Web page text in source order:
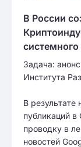
В России
системного
Задача:
Института
В результате
публикаций
проводку в
новостей